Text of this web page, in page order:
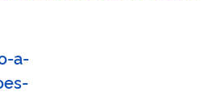
a-